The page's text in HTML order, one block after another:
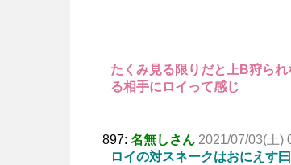
たくみ見る限りだと上B狩ら
る相手にロイって感じ
897: 名無しさん 2021/07/03(土)
ロイの対スネークはおにえす